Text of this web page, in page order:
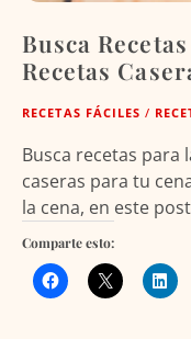
Busca
Recetas
RECETAS FÁCILES /
Busca recetas para
caseras para tu
la cena, en este
Comparte esto: